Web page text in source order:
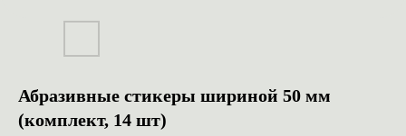
Абразивные стикеры шириной 50 мм
(комплект, 14 шт)